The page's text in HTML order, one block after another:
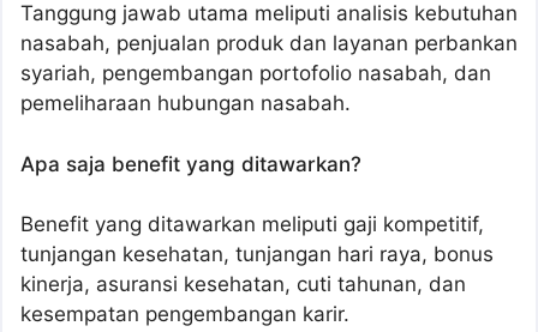
Tanggung jawab utama meliputi analisis kebutuhan
nasabah, penjualan produk dan layanan perbankan
syariah, pengembangan portofolio nasabah, dan
pemeliharaan hubungan nasabah.
Apa saja benefit yang ditawarkan?
Benefit yang ditawarkan meliputi gaji kompetitif,
tunjangan kesehatan, tunjangan hari raya, bonus
kinerja, asuransi kesehatan, cuti tahunan, dan
kesempatan pengembangan karir.